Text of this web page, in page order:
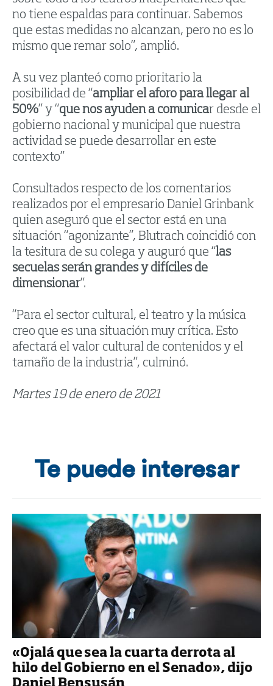
no tiene espaldas para continuar. Sabemos
que estas medidas no alcanzan, pero no es lo
mismo que remar solo”, amplió.
A su vez planteó como prioritario la
posibilidad de “ampliar el aforo para llegar al
50%” y “que nos ayuden a comunicar desde el
gobierno nacional y municipal que nuestra
actividad se puede desarrollar en este
contexto”
Consultados respecto de los comentarios
realizados por el empresario Daniel Grinbank
quien aseguró que el sector está en una
situación “agonizante”, Blutrach coincidió con
la tesitura de su colega y auguró que “las
secuelas serán grandes y difíciles de
dimensionar”.
“Para el sector cultural, el teatro y la música
creo que es una situación muy crítica. Esto
afectará el valor cultural de contenidos y el
tamaño de la industria”, culminó.
Martes 19 de enero de 2021
Te puede interesar
«Ojalá que sea la cuarta derrota al
hilo del Gobierno en el Senado», dijo